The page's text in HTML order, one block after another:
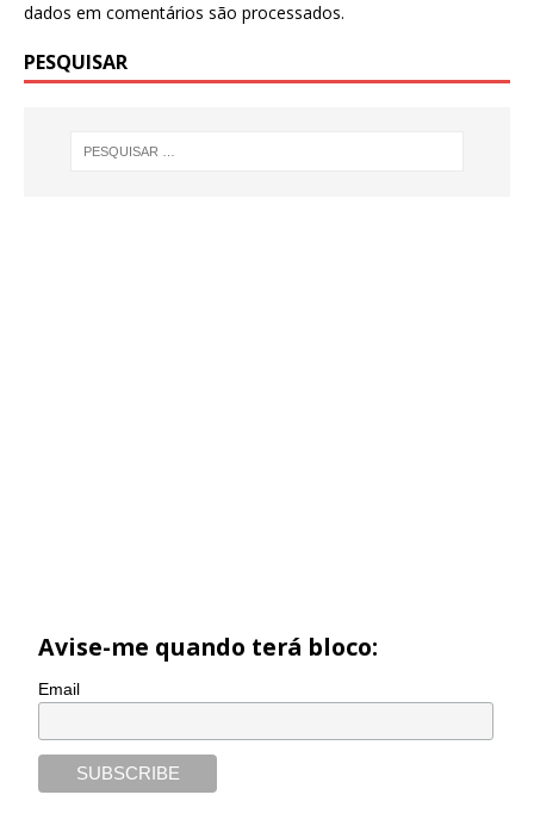
dados em comentários são processados.
PESQUISAR
Avise-me quando terá bloco:
Email